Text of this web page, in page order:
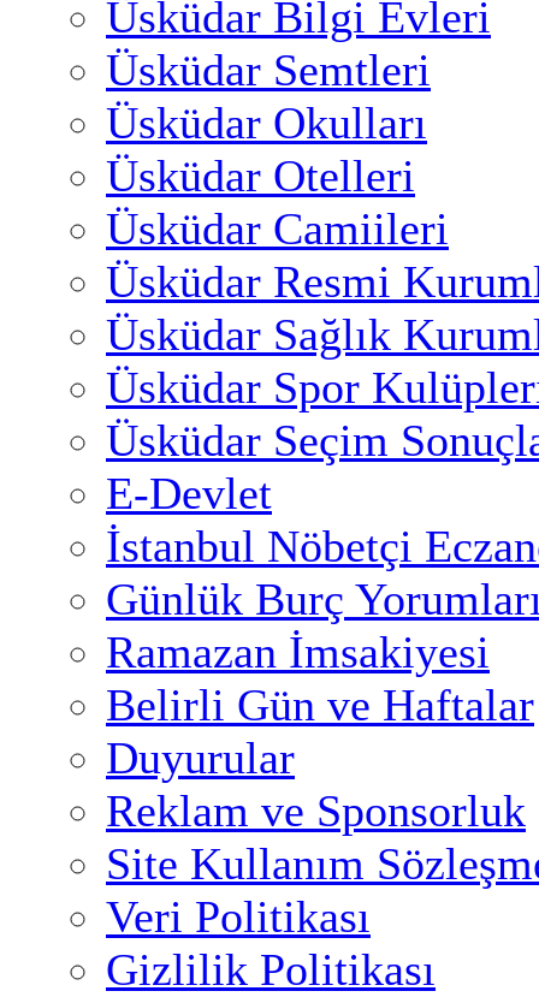
Üsküdar Bilgi Evleri
Üsküdar Semtleri
Üsküdar Okulları
Üsküdar Otelleri
Üsküdar Camiileri
Üsküdar Resmi
Üsküdar Sağlık
Üsküdar Spor
Üsküdar Seçim
E-Devlet
İstanbul Nöbetçi
Günlük Burç
Ramazan İmsakiyesi
Belirli Gün ve Haftalar
Duyurular
Reklam ve Sponsorluk
Site Kullanım
Veri Politikası
Gizlilik Politikası